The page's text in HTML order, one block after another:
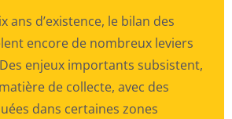
ans d’existence, le bilan des
encore de nombreux leviers
enjeux importants subsistent,
de collecte, avec des
dans certaines zones